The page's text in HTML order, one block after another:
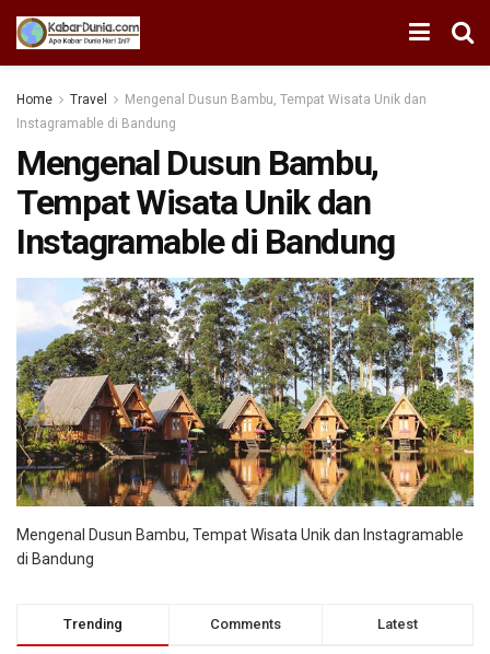
Home Travel
Mengenal Dusun Bambu, Tempat Wisata Unik dan
Instagramable di Bandung
Mengenal Dusun Bambu,
Tempat Wisata Unik dan
Instagramable di Bandung
Mengenal Dusun Bambu, Tempat Wisata Unik dan Instagramable
di Bandung
Trending Comments Latest